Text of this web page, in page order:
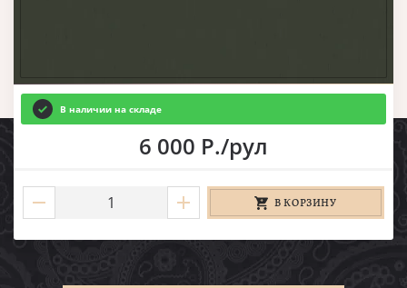
В наличии на складе
6 000 Р./рул
В КОРЗИНУ